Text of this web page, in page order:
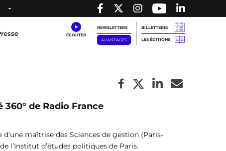
NEWSLETTERS
AVANTAGES
BILLETTERIE
LES ÉDITIONS
de Radio France
maîtrise des Sciences de gestion (Paris-
l’Institut d’études politiques de Paris.